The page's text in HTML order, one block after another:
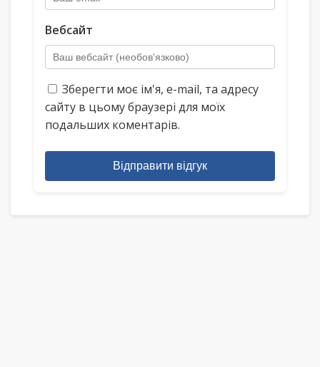
Вебсайт
Зберегти моє ім'я, e-mail, та адресу
сайту в цьому браузері для моїх
подальших коментарів.
Відправити відгук